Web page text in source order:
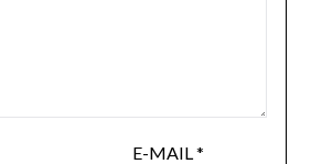
E-MAIL *